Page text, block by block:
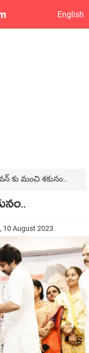
English
కు మంచి శకునం..
10 August 2023